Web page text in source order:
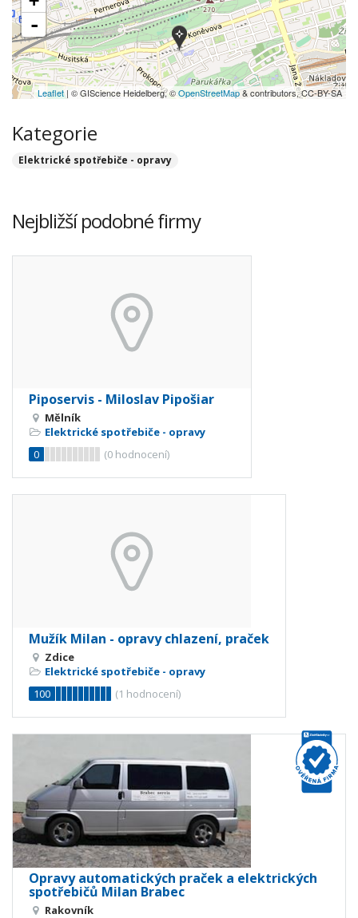
-
Leaflet| © GIScience Heidelberg, ©OpenStreetMap& contributors, CC-BY-SA
Kategorie
Elektrické spotřebiče - opravy
Nejbližší podobné firmy
Piposervis - Miloslav Pipošiar
Mělník
Elektrické spotřebiče - opravy
0
(0 hodnocení)
Mužík Milan - opravy chlazení, praček
Zdice
Elektrické spotřebiče - opravy
100
(1 hodnocení)
Opravy automatických praček a elektrických
spotřebičů Milan Brabec
Rakovník